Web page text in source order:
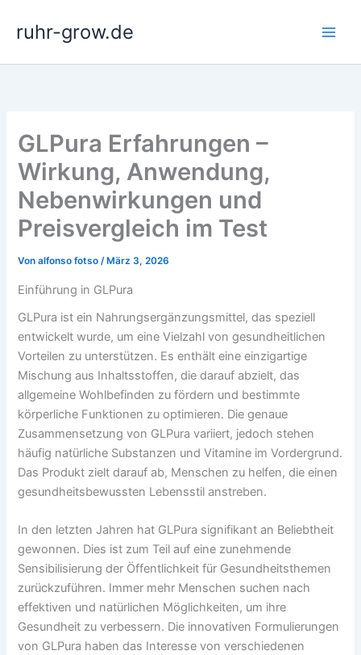
Inhaltruhr-grow.de
GLPura Erfahrungen –
Wirkung, Anwendung,
Nebenwirkungen und
Preisvergleich im Test
Vonalfonso fotso/ März 3, 2026
Einführung in GLPura
GLPura ist ein Nahrungsergänzungsmittel, das speziell
entwickelt wurde, um eine Vielzahl von gesundheitlichen
Vorteilen zu unterstützen. Es enthält eine einzigartige
Mischung aus Inhaltsstoffen, die darauf abzielt, das
allgemeine Wohlbefinden zu fördern und bestimmte
körperliche Funktionen zu optimieren. Die genaue
Zusammensetzung von GLPura variiert, jedoch stehen
häufig natürliche Substanzen und Vitamine im Vordergrund.
Das Produkt zielt darauf ab, Menschen zu helfen, die einen
gesundheitsbewussten Lebensstil anstreben.
In den letzten Jahren hat GLPura signifikant an Beliebtheit
gewonnen. Dies ist zum Teil auf eine zunehmende
Sensibilisierung der Öffentlichkeit für Gesundheitsthemen
zurückzuführen. Immer mehr Menschen suchen nach
effektiven und natürlichen Möglichkeiten, um ihre
Gesundheit zu verbessern. Die innovativen Formulierungen
von GLPura haben das Interesse von verschiedenen